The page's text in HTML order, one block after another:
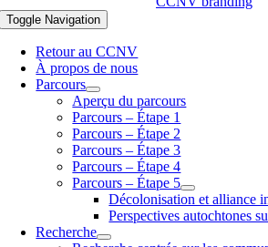
Toggle Navigation
Retour au CCNV
À propos de nous
Parcours
Aperçu du parcours
Parcours – Étape 1
Parcours – Étape 2
Parcours – Étape 3
Parcours – Étape 4
Parcours – Étape 5
Décolonisation et alliance
Perspectives autochtones
Recherche